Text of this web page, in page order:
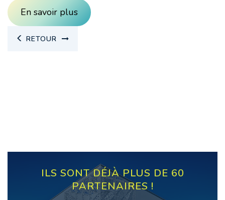
En savoir plus
RETOUR
ILS SONT DÉJÀ PLUS DE 60
PARTENAIRES !